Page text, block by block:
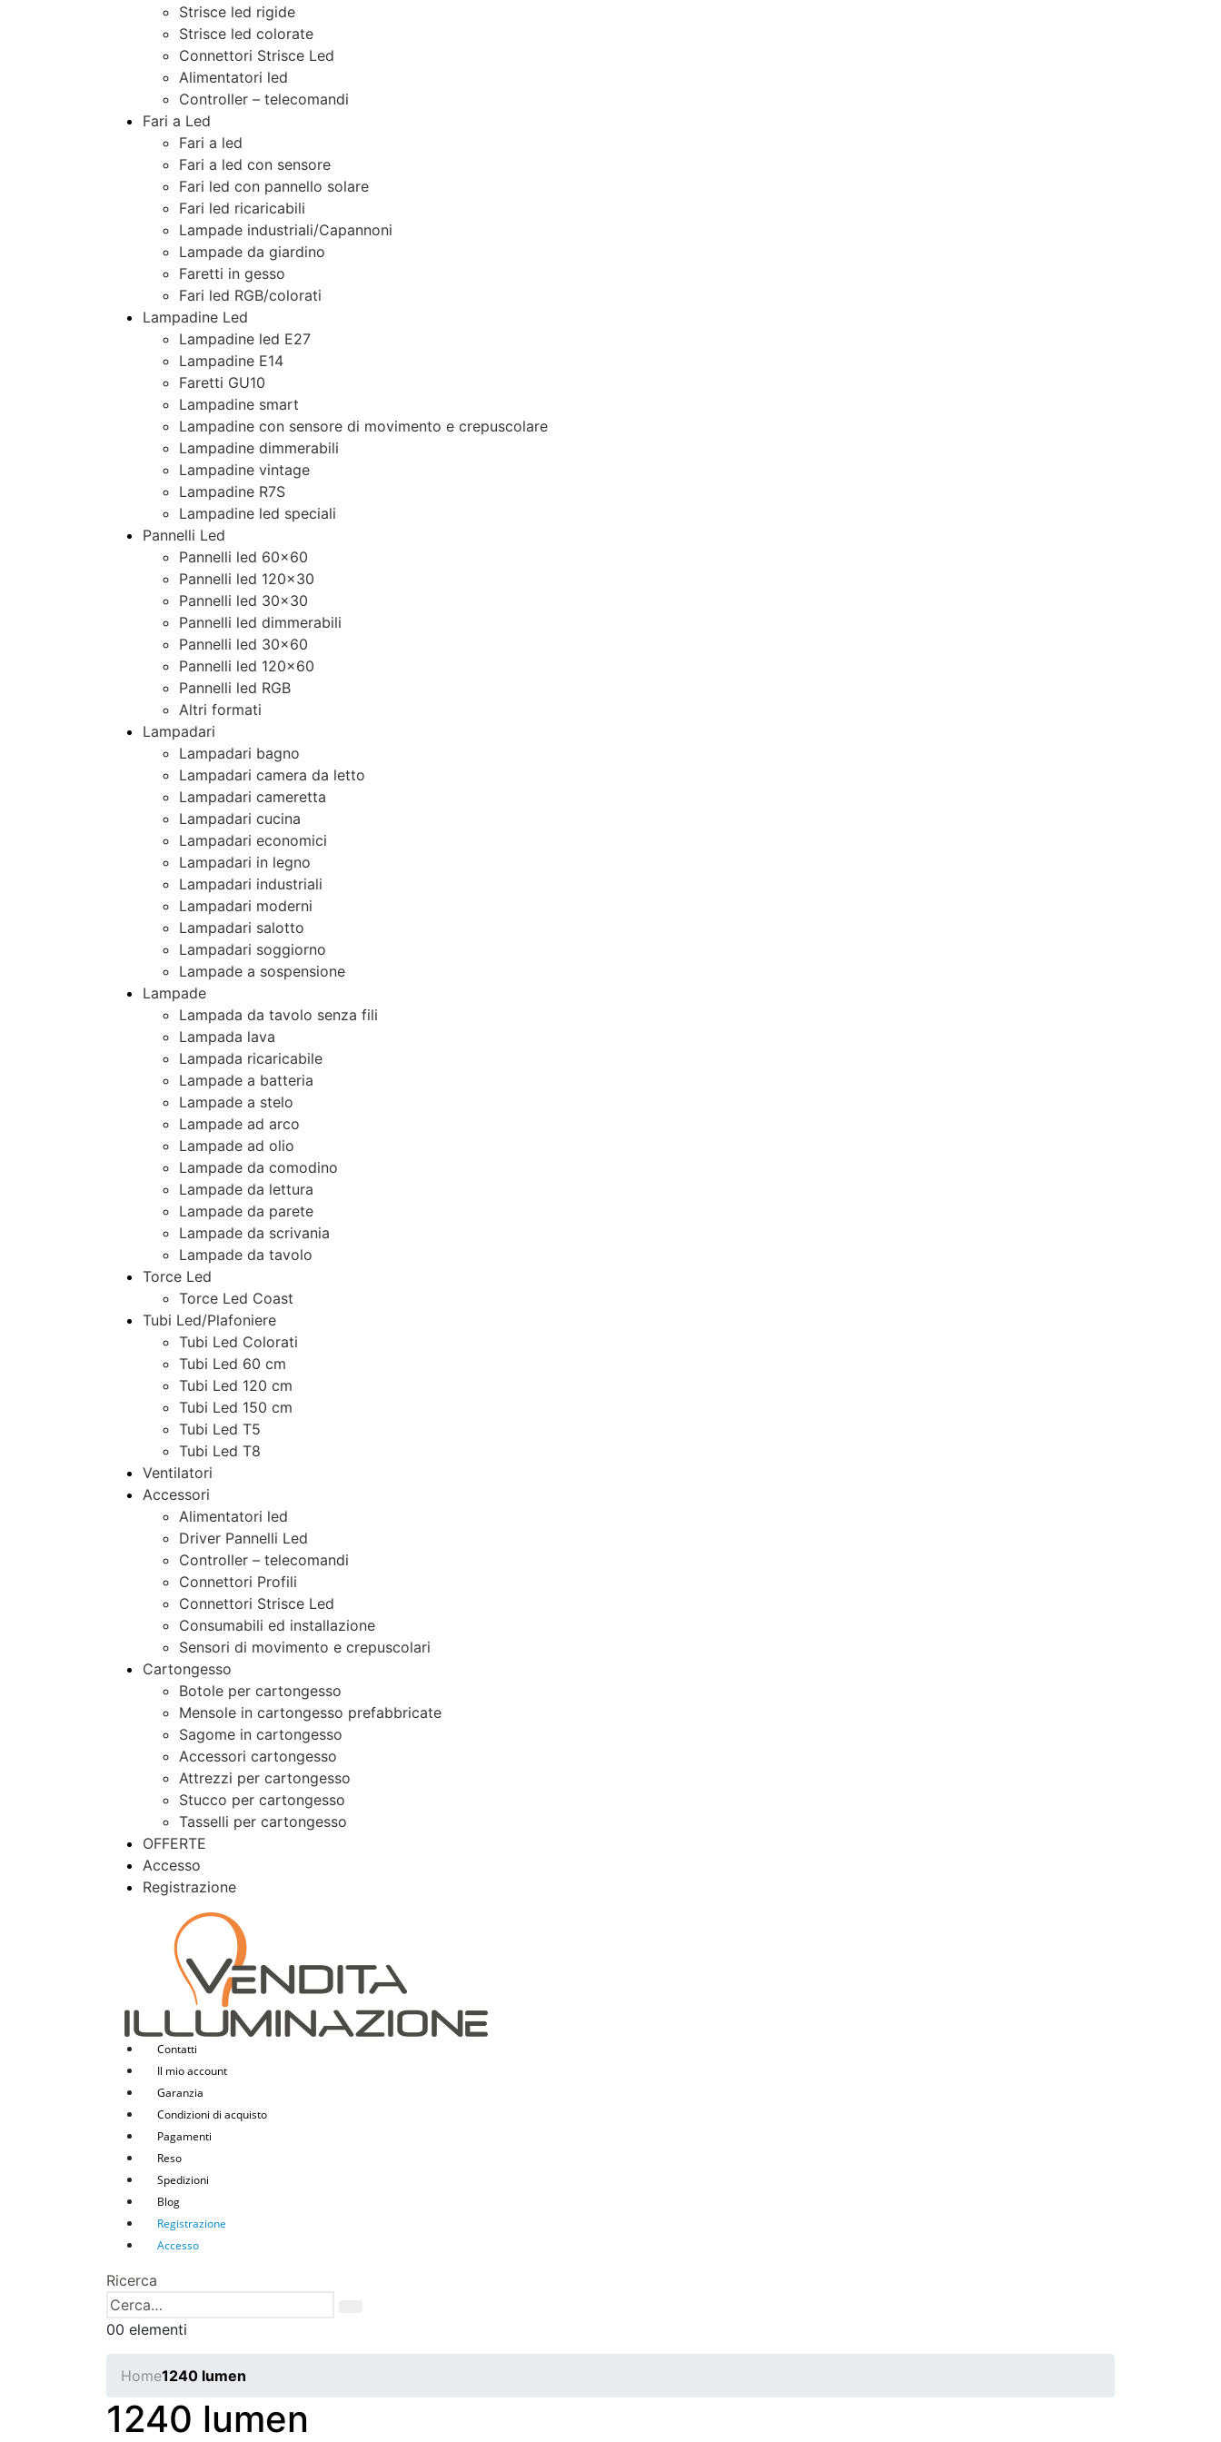
Strisce led rigide
Strisce led colorate
Connettori Strisce Led
Alimentatori led
Controller – telecomandi
Fari a Led
Fari a led
Fari a led con sensore
Fari led con pannello solare
Fari led ricaricabili
Lampade industriali/Capannoni
Lampade da giardino
Faretti in gesso
Fari led RGB/colorati
Lampadine Led
Lampadine led E27
Lampadine E14
Faretti GU10
Lampadine smart
Lampadine con sensore di movimento e crepuscolare
Lampadine dimmerabili
Lampadine vintage
Lampadine R7S
Lampadine led speciali
Pannelli Led
Pannelli led 60×60
Pannelli led 120×30
Pannelli led 30×30
Pannelli led dimmerabili
Pannelli led 30×60
Pannelli led 120×60
Pannelli led RGB
Altri formati
Lampadari
Lampadari bagno
Lampadari camera da letto
Lampadari cameretta
Lampadari cucina
Lampadari economici
Lampadari in legno
Lampadari industriali
Lampadari moderni
Lampadari salotto
Lampadari soggiorno
Lampade a sospensione
Lampade
Lampada da tavolo senza fili
Lampada lava
Lampada ricaricabile
Lampade a batteria
Lampade a stelo
Lampade ad arco
Lampade ad olio
Lampade da comodino
Lampade da lettura
Lampade da parete
Lampade da scrivania
Lampade da tavolo
Torce Led
Torce Led Coast
Tubi Led/Plafoniere
Tubi Led Colorati
Tubi Led 60 cm
Tubi Led 120 cm
Tubi Led 150 cm
Tubi Led T5
Tubi Led T8
Ventilatori
Accessori
Alimentatori led
Driver Pannelli Led
Controller – telecomandi
Connettori Profili
Connettori Strisce Led
Consumabili ed installazione
Sensori di movimento e crepuscolari
Cartongesso
Botole per cartongesso
Mensole in cartongesso prefabbricate
Sagome in cartongesso
Accessori cartongesso
Attrezzi per cartongesso
Stucco per cartongesso
Tasselli per cartongesso
OFFERTE
Accesso
Registrazione
Contatti
Il mio account
Garanzia
Condizioni di acquisto
Pagamenti
Reso
Spedizioni
Blog
Registrazione
Accesso
Ricerca
00 elementi
Home1240 lumen
1240 lumen